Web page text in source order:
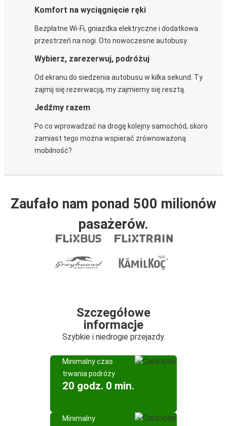
Komfort na wyciągnięcie ręki
Bezpłatne Wi-Fi, gniazdka elektryczne i dodatkowa
przestrzeń na nogi. Oto nowoczesne autobusy.
Wybierz, zarezerwuj, podróżuj
Od ekranu do siedzenia autobusu w kilka sekund. Ty
zajmij się rezerwacją, my zajmiemy się resztą.
Jedźmy razem
Po co wprowadzać na drogę kolejny samochód, skoro
zamiast tego można wspierać zrównoważoną
mobilność?
Zaufało nam ponad 500 milionów
pasażerów.
Szczegółowe
informacje
Szybkie i niedrogie przejazdy.
Minimalny czas
trwania podróży
20 godz. 0 min.
Minimalny